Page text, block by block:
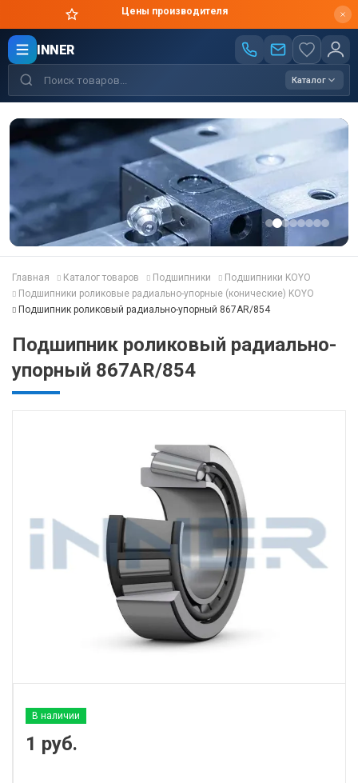
Цены производителя
INNER
Каталог
Главная Каталог товаров Подшипники
Подшипники KOYO
Подшипники роликовые радиально-упорные (конические) KOYO
Подшипник роликовый радиально-упорный 867AR/854
Подшипник роликовый радиально-
упорный 867AR/854
В наличии
1 руб.